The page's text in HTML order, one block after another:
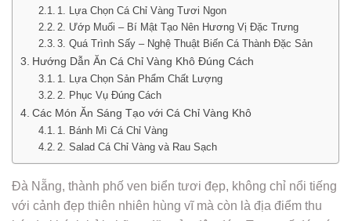
1. Lựa Chọn Cá Chỉ Vàng Tươi Ngon
2. Ướp Muối – Bí Mật Tạo Nên Hương Vị Đặc Trưng
3. Quá Trình Sấy – Nghệ Thuật Biến Cá Thành Đặc Sản
Hướng Dẫn Ăn Cá Chỉ Vàng Khô Đúng Cách
1. Lựa Chọn Sản Phẩm Chất Lượng
2. Phục Vụ Đúng Cách
Các Món Ăn Sáng Tạo với Cá Chỉ Vàng Khô
1. Bánh Mì Cá Chỉ Vàng
2. Salad Cá Chỉ Vàng và Rau Sạch
Đà Nẵng, thành phố ven biển tươi đẹp, không chỉ nổi tiếng
với cảnh đẹp thiên nhiên hùng vĩ mà còn là địa điểm thu